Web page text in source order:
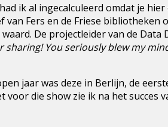
ik al ingecalculeerd omdat je
Fers en de Friese bibliotheken
De projectleider van de Data
sharing! You seriously blew my
jaar was deze in Berlijn, de
die show zie ik na het succes